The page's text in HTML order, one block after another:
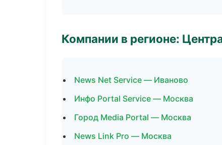
Компании в регионе:
News Net Service — Иваново
Инфо Portal Service — Москва
Город Media Portal — Москва
News Link Pro — Москва